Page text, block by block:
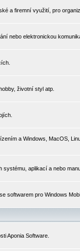
a firemní využití, pro
nebo elektronickou
životní styl atp.
a Windows, MacOS,
aplikací a nebo
softwarem pro Windows
Aponia Software.